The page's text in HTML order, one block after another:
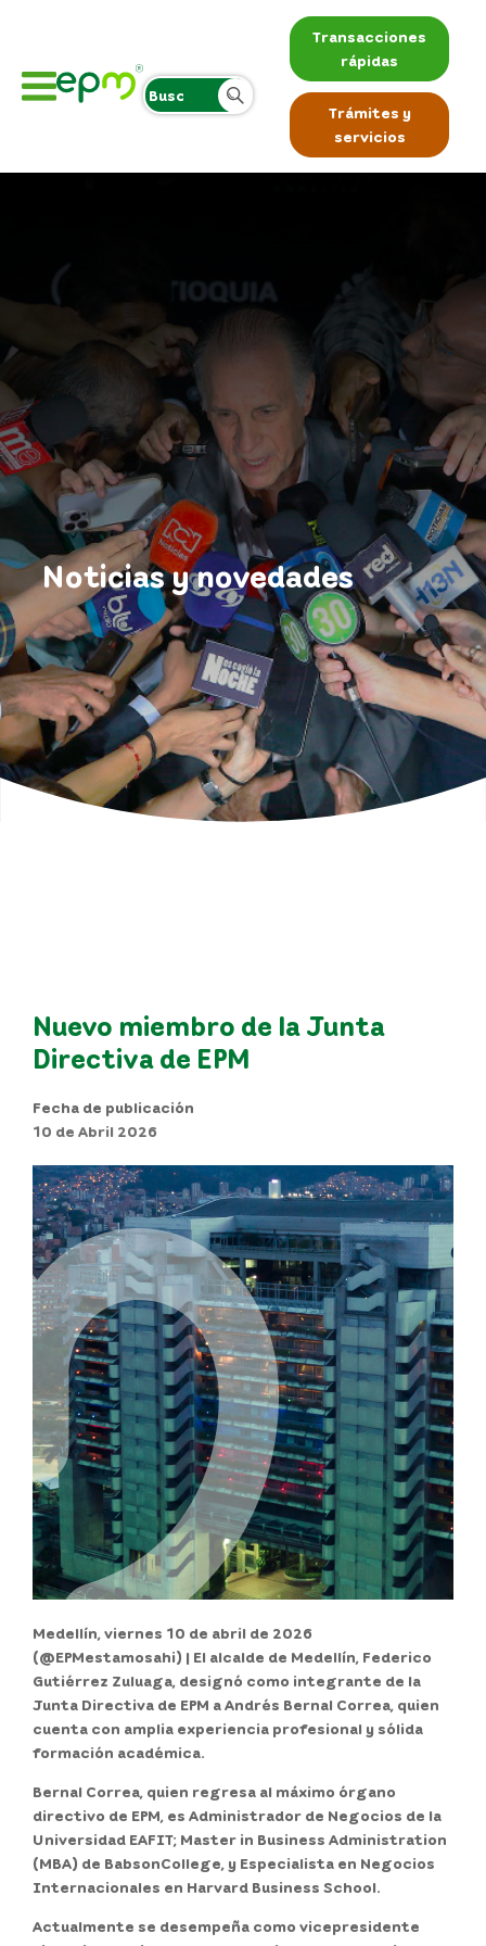
Transacciones
rápidas
Trámites y
servicios
Noticias y novedades
Nuevo miembro de la Junta
Directiva de EPM
Fecha de publicación
10 de Abril 2026
Medellín, viernes 10 de abril de 2026
(@EPMestamosahi) | El alcalde de Medellín, Federico
Gutiérrez Zuluaga, designó como integrante de la
Junta Directiva de EPM a Andrés Bernal Correa, quien
cuenta con amplia experiencia profesional y sólida
formación académica.
Bernal Correa, quien regresa al máximo órgano
directivo de EPM, es Administrador de Negocios de la
Universidad EAFIT; Master in Business Administration
(MBA) de BabsonCollege, y Especialista en Negocios
Internacionales en Harvard Business School.
Actualmente se desempeña como vicepresidente